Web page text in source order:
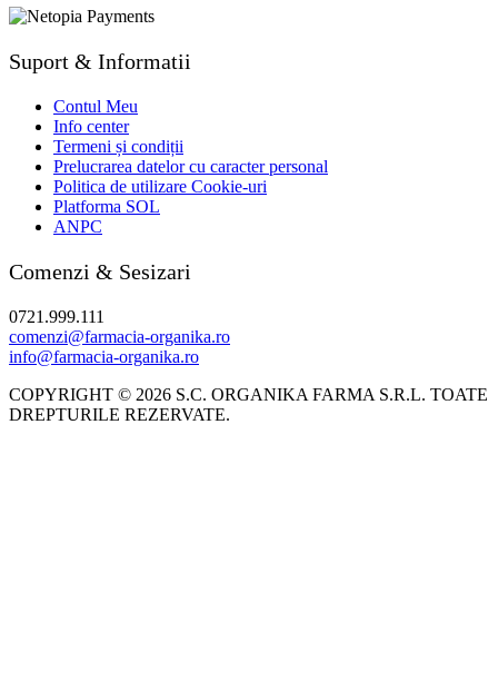
Suport & Informatii
Contul Meu
Info center
Termeni și condiții
Prelucrarea datelor cu caracter personal
Politica de utilizare Cookie-uri
Platforma SOL
ANPC
Comenzi & Sesizari
0721.999.111
comenzi@farmacia-organika.ro
info@farmacia-organika.ro
COPYRIGHT © 2026 S.C. ORGANIKA FARMA S.R.L. TOATE
DREPTURILE REZERVATE.